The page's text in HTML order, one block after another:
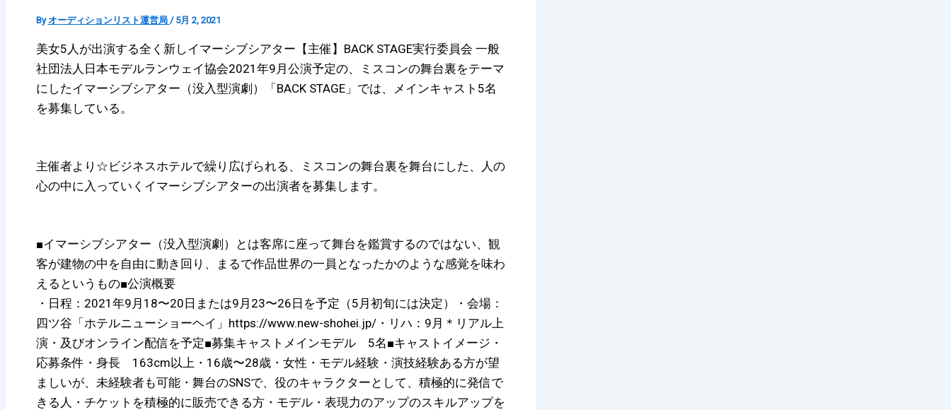
Byオーディションリスト運営局 / 5月 2, 2021
美女5人が出演する全く新しイマーシブシアター【主催】BACK STAGE実行委員会 一般
社団法人日本モデルランウェイ協会2021年9月公演予定の、ミスコンの舞台裏をテーマ
にしたイマーシブシアター（没入型演劇）「BACK STAGE」では、メインキャスト5名
を募集している。
主催者より☆ビジネスホテルで繰り広げられる、ミスコンの舞台裏を舞台にした、人の
心の中に入っていくイマーシブシアターの出演者を募集します。
■イマーシブシアター（没入型演劇）とは客席に座って舞台を鑑賞するのではない、観
客が建物の中を自由に動き回り、まるで作品世界の一員となったかのような感覚を味わ
えるというもの■公演概要
・日程：2021年9月18〜20日または9月23〜26日を予定（5月初旬には決定）・会場：
四ツ谷「ホテルニューショーヘイ」https://www.new-shohei.jp/・リハ：9月＊リアル上
演・及びオンライン配信を予定■募集キャストメインモデル 5名■キャストイメージ・
応募条件・身長 163cm以上・16歳〜28歳・女性・モデル経験・演技経験ある方が望
ましいが、未経験者も可能・舞台のSNSで、役のキャラクターとして、積極的に発信で
きる人・チケットを積極的に販売できる方・モデル・表現力のアップのスキルアップを